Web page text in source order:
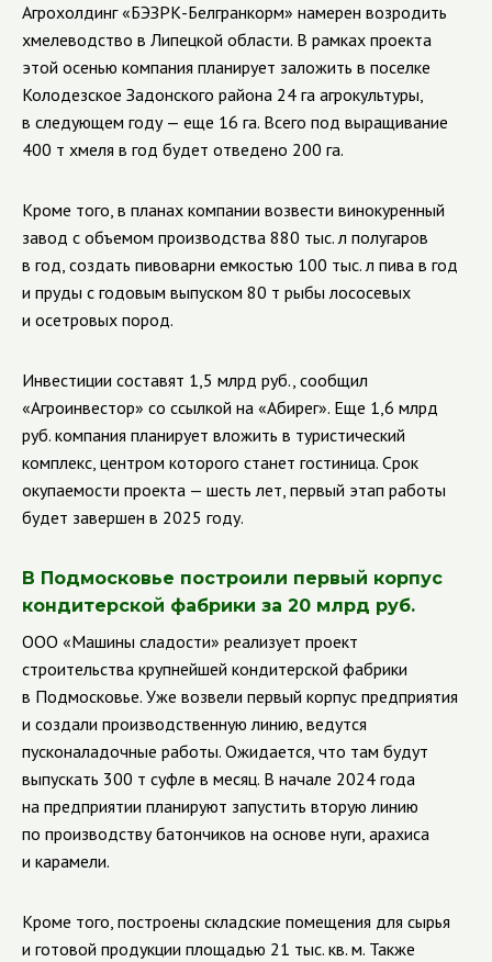
Агрохолдинг «БЭЗРК-Белгранкорм» намерен возродить
хмелеводство в Липецкой области. В рамках проекта
этой осенью компания планирует заложить в поселке
Колодезское Задонского района 24 га агрокультуры,
в следующем году — еще 16 га. Всего под выращивание
400 т хмеля в год будет отведено 200 га.
Кроме того, в планах компании возвести винокуренный
завод с объемом производства 880 тыс. л полугаров
в год, создать пивоварни емкостью 100 тыс. л пива в год
и пруды с годовым выпуском 80 т рыбы лососевых
и осетровых пород.
Инвестиции составят 1,5 млрд руб., сообщил
«Агроинвестор» со ссылкой на «Абирег». Еще 1,6 млрд
руб. компания планирует вложить в туристический
комплекс, центром которого станет гостиница. Срок
окупаемости проекта — шесть лет, первый этап работы
будет завершен в 2025 году.
В Подмосковье построили первый корпус
кондитерской фабрики за 20 млрд руб.
ООО «Машины сладости» реализует проект
строительства крупнейшей кондитерской фабрики
в Подмосковье. Уже возвели первый корпус предприятия
и создали производственную линию, ведутся
пусконаладочные работы. Ожидается, что там будут
выпускать 300 т суфле в месяц. В начале 2024 года
на предприятии планируют запустить вторую линию
по производству батончиков на основе нуги, арахиса
и карамели.
Кроме того, построены складские помещения для сырья
и готовой продукции площадью 21 тыс. кв. м. Также